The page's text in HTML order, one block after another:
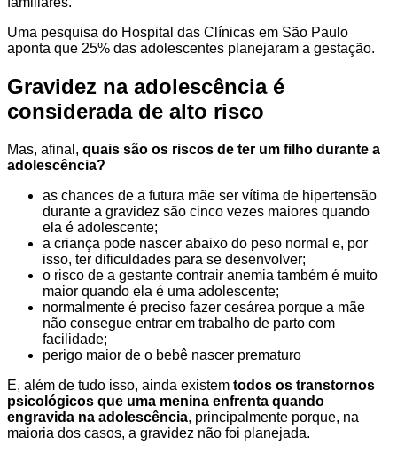
Uma pesquisa do Hospital das Clínicas em São Paulo
aponta que 25% das adolescentes planejaram a gestação.
Gravidez na adolescência é
considerada de alto risco
Mas, afinal, quais são os riscos de ter um filho durante a
adolescência?
as chances de a futura mãe ser vítima de hipertensão
durante a gravidez são cinco vezes maiores quando
ela é adolescente;
a criança pode nascer abaixo do peso normal e, por
isso, ter dificuldades para se desenvolver;
o risco de a gestante contrair anemia também é muito
maior quando ela é uma adolescente;
normalmente é preciso fazer cesárea porque a mãe
não consegue entrar em trabalho de parto com
facilidade;
perigo maior de o bebê nascer prematuro
E, além de tudo isso, ainda existem todos os transtornos
psicológicos que uma menina enfrenta quando
engravida na adolescência, principalmente porque, na
maioria dos casos, a gravidez não foi planejada.